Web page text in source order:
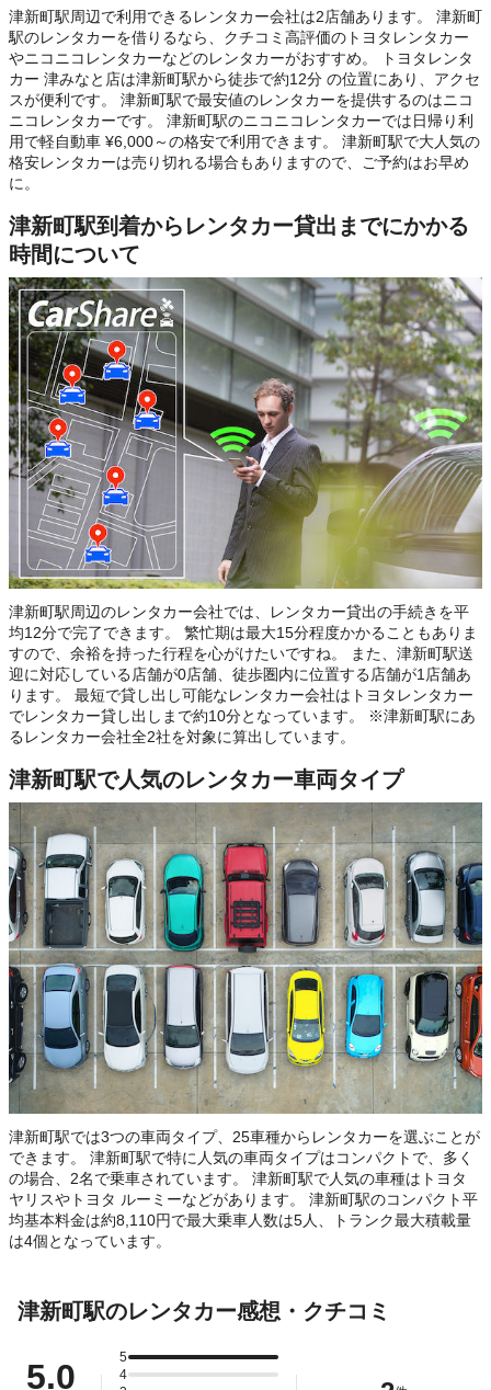
津新町駅周辺で利用できるレンタカー会社は2店舗あります。 津新町
駅のレンタカーを借りるなら、クチコミ高評価のトヨタレンタカー
やニコニコレンタカーなどのレンタカーがおすすめ。 トヨタレンタ
カー 津みなと店は津新町駅から徒歩で約12分 の位置にあり、アクセ
スが便利です。 津新町駅で最安値のレンタカーを提供するのはニコ
ニコレンタカーです。 津新町駅のニコニコレンタカーでは日帰り利
用で軽自動車 ¥6,000～の格安で利用できます。 津新町駅で大人気の
格安レンタカーは売り切れる場合もありますので、ご予約はお早め
に。
津新町駅到着からレンタカー貸出までにかかる
時間について
津新町駅周辺のレンタカー会社では、レンタカー貸出の手続きを平
均12分で完了できます。 繁忙期は最大15分程度かかることもありま
すので、余裕を持った行程を心がけたいですね。 また、津新町駅送
迎に対応している店舗が0店舗、徒歩圏内に位置する店舗が1店舗あ
ります。 最短で貸し出し可能なレンタカー会社はトヨタレンタカー
でレンタカー貸し出しまで約10分となっています。 ※津新町駅にあ
るレンタカー会社全2社を対象に算出しています。
津新町駅で人気のレンタカー車両タイプ
津新町駅では3つの車両タイプ、25車種からレンタカーを選ぶことが
できます。 津新町駅で特に人気の車両タイプはコンパクトで、多く
の場合、2名で乗車されています。 津新町駅で人気の車種はトヨタ
ヤリスやトヨタ ルーミーなどがあります。 津新町駅のコンパクト平
均基本料金は約8,110円で最大乗車人数は5人、トランク最大積載量
は4個となっています。
津新町駅のレンタカー感想・クチコミ
5.0
5
4